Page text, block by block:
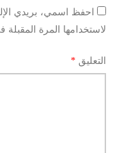
احفظ اسمي، بريدي
لاستخدامها المرة المقبلة
التعليق *